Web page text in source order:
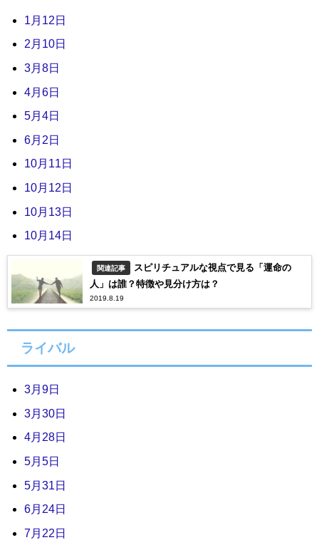
1月12日
2月10日
3月8日
4月6日
5月4日
6月2日
10月11日
10月12日
10月13日
10月14日
関連記事
スピリチュアルな視点で見る「運命の
人」は誰？特徴や見分け方は？
2019.8.19
ライバル
3月9日
3月30日
4月28日
5月5日
5月31日
6月24日
7月22日